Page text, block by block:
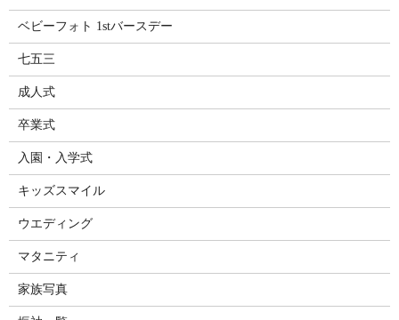
ベビーフォト 1stバースデー
七五三
成人式
卒業式
入園・入学式
キッズスマイル
ウエディング
マタニティ
家族写真